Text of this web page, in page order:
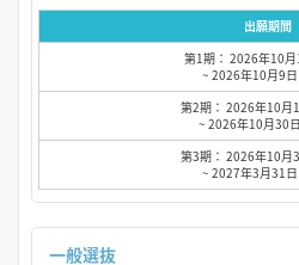
出願期間
第1期： 2026年10月
~ 2026年10月9日
第2期： 2026年10月
~ 2026年10月30日
第3期： 2026年10月
~ 2027年3月31日